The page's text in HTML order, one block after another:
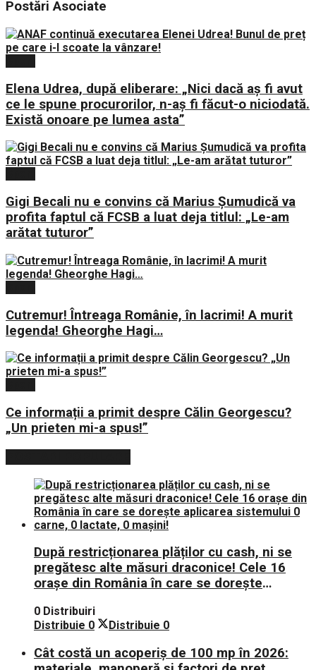
PostăriAsociate
Elena Udrea, după eliberare: „Nici dacă aş fi avut
ce le spune procurorilor, n-aş fi făcut-o niciodată.
Există onoare pe lumea asta”
Gigi Becali nu e convins că Marius Șumudică va
profita faptul că FCSB a luat deja titlul: „Le-am
arătat tuturor”
Cutremur! Întreaga Românie, în lacrimi! A murit
legenda! Gheorghe Hagi…
Ce informații a primit despre Călin Georgescu?
„Un prieten mi-a spus!”
După restricționarea plăților cu cash, ni se
pregătesc alte măsuri draconice! Cele 16
orașe din România în care se dorește
mașini!
0 Distribuiri
Distribuie 0 Distribuie 0
Cât costă un acoperiș de 100 mp în 2026: